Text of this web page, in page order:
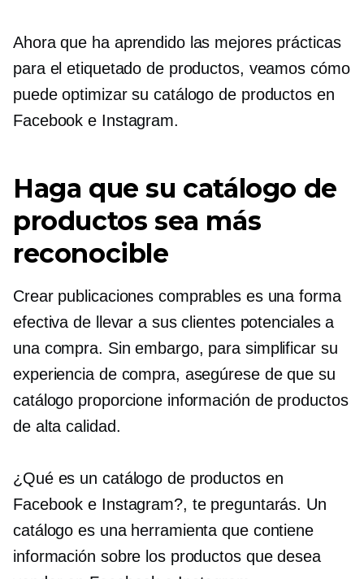
Ahora que ha aprendido las mejores prácticas
para el etiquetado de productos, veamos cómo
puede optimizar su catálogo de productos en
Facebook e Instagram.
Haga que su catálogo de
productos sea más
reconocible
Crear publicaciones comprables es una forma
efectiva de llevar a sus clientes potenciales a
una compra. Sin embargo, para simplificar su
experiencia de compra, asegúrese de que su
catálogo proporcione información de productos
de alta calidad.
¿Qué es un catálogo de productos en
Facebook e Instagram?, te preguntarás. Un
catálogo es una herramienta que contiene
información sobre los productos que desea